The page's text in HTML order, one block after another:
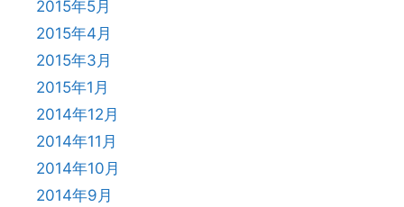
2015年5月
2015年4月
2015年3月
2015年1月
2014年12月
2014年11月
2014年10月
2014年9月